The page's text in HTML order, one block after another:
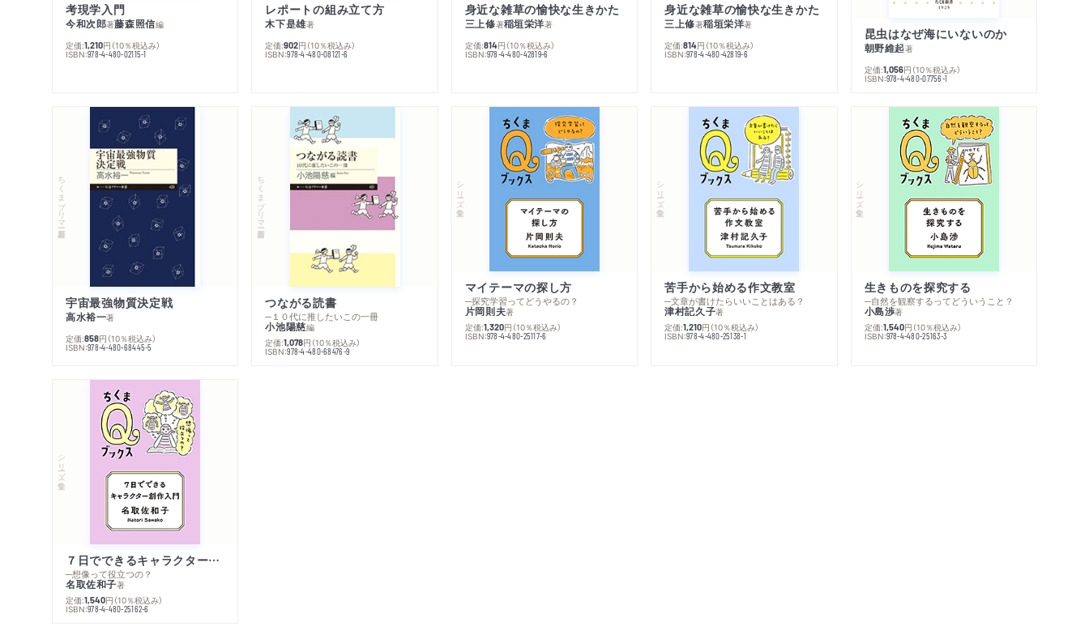
考現学入門
今和次郎著藤森照信編
定価:1,210円 （10％税込み）
ISBN:978-4-480-02115-1
レポートの組み立て方
木下是雄著
定価:902円 （10％税込み）
ISBN:978-4-480-08121-6
身近な雑草の愉快な生きかた
三上修著稲垣栄洋著
定価:814円 （10％税込み）
ISBN:978-4-480-42819-6
身近な雑草の愉快な生きかた
三上修著稲垣栄洋著
定価:814円 （10％税込み）
ISBN:978-4-480-42819-6
昆虫はなぜ海にいないのか
朝野維起著
定価:1,056円 （10％税込み）
ISBN:978-4-480-07756-1
ちくまプリマー新書
宇宙最強物質決定戦
高水裕一著
定価:858円 （10％税込み）
ISBN:978-4-480-68445-5
ちくまプリマー新書
つながる読書
─１０代に推したいこの一冊
小池陽慈編
定価:1,078円 （10％税込み）
ISBN:978-4-480-68476-9
シリーズ・全集
マイテーマの探し方
─探究学習ってどうやるの？
片岡則夫著
定価:1,320円 （10％税込み）
ISBN:978-4-480-25117-6
シリーズ・全集
苦手から始める作文教室
─文章が書けたらいいことはある？
津村記久子著
定価:1,210円 （10％税込み）
ISBN:978-4-480-25138-1
シリーズ・全集
生きものを探究する
─自然を観察するってどういうこと？
小島渉著
定価:1,540円 （10％税込み）
ISBN:978-4-480-25163-3
シリーズ・全集
７日でできるキャラクター創作入門
─想像って役立つの？
名取佐和子著
定価:1,540円 （10％税込み）
ISBN:978-4-480-25162-6